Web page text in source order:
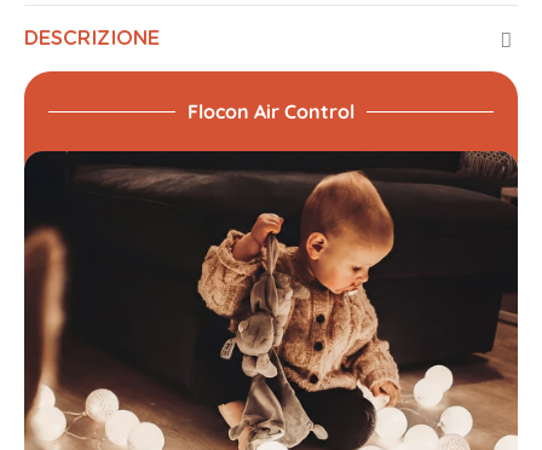
DESCRIZIONE
Flocon Air Control